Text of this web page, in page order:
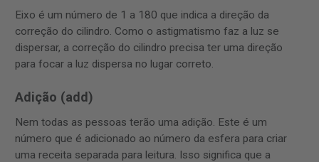
Eixo é um número de 1 a 180 que indica a direção da
correção do cilindro. Como o astigmatismo faz a luz se
dispersar, a correção do cilindro precisa ter uma direção
para focar a luz dispersa no lugar correto.
Adição (add)
Nem todas as pessoas terão uma adição. Este é um
número que é adicionado ao número da esfera para criar
uma receita separada para leitura. Isso significa que a